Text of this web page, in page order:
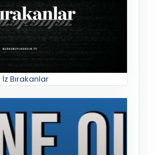
İz Bırakanlar